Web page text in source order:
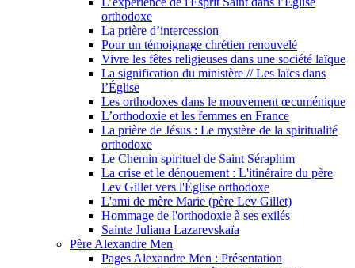
orthodoxe
La prière d’intercession
Pour un témoignage chrétien renouvelé
Vivre les fêtes religieuses dans une société laïque
La signification du ministère // Les laïcs dans
l’Église
Les orthodoxes dans le mouvement œcuménique
L’orthodoxie et les femmes en France
La prière de Jésus : Le mystère de la spiritualité
orthodoxe
Le Chemin spirituel de Saint Séraphim
La crise et le dénouement : L'itinéraire du père
Lev Gillet vers l'Église orthodoxe
L'ami de mère Marie (père Lev Gillet)
Hommage de l'orthodoxie à ses exilés
Sainte Juliana Lazarevskaïa
Père Alexandre Men
Pages Alexandre Men : Présentation